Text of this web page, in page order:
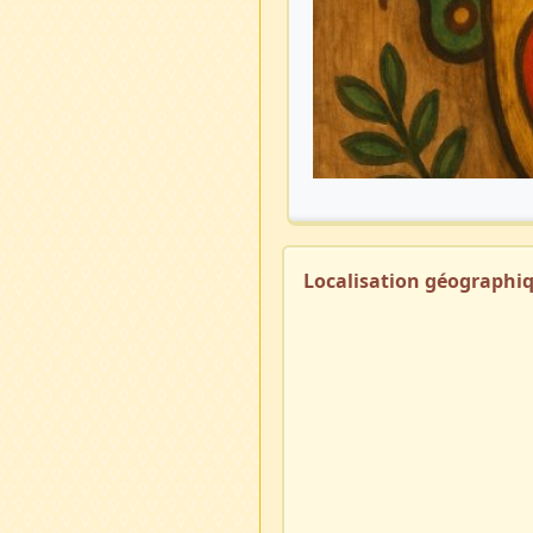
Localisation